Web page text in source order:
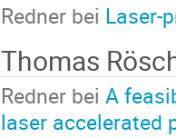
Redner bei Laser-
Thomas
Redner bei A
laser accelerated